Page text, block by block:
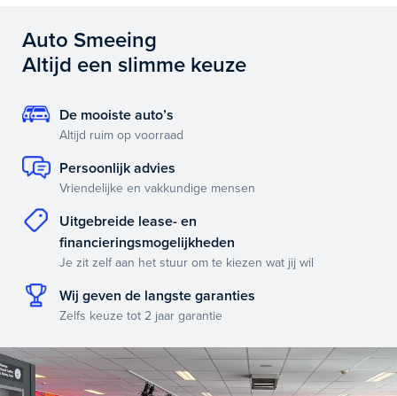
Auto Smeeing
Altijd een slimme keuze
De mooiste auto’s
Altijd ruim op voorraad
Persoonlijk advies
Vriendelijke en vakkundige mensen
Uitgebreide lease- en
financieringsmogelijkheden
Je zit zelf aan het stuur om te kiezen wat jij wil
Wij geven de langste garanties
Zelfs keuze tot 2 jaar garantie